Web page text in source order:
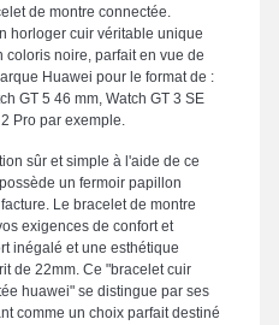
de montre connectée.
horloger cuir véritable unique
noire, parfait en vue de
Huawei pour le format de :
GT 5 46 mm, Watch GT 3 SE
Pro par exemple.
sûr et simple à l'aide de ce
un fermoir papillon
Le bracelet de montre
exigences de confort et
inégalé et une esthétique
de 22mm. Ce "bracelet cuir
huawei" se distingue par ses
comme un choix parfait destiné